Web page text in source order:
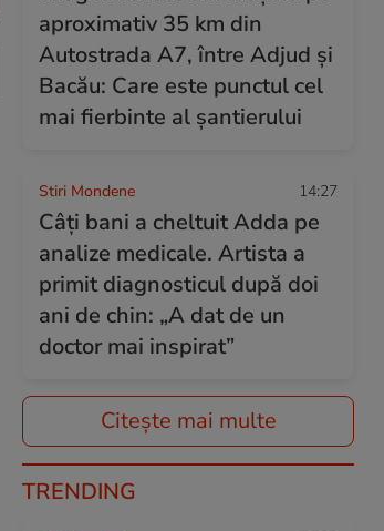
aproximativ 35 km din
Autostrada A7, între Adjud și
Bacău: Care este punctul cel
mai fierbinte al șantierului
Stiri Mondene 14:27
Câți bani a cheltuit Adda pe
analize medicale. Artista a
primit diagnosticul după doi
ani de chin: „A dat de un
doctor mai inspirat”
Citește mai multe
TRENDING